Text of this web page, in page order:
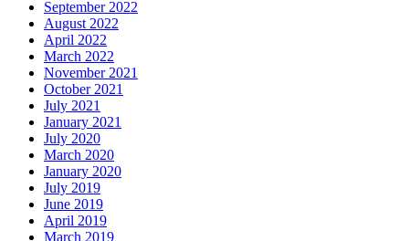
September 2022
August 2022
April 2022
March 2022
November 2021
October 2021
July 2021
January 2021
July 2020
March 2020
January 2020
July 2019
June 2019
April 2019
March 2019